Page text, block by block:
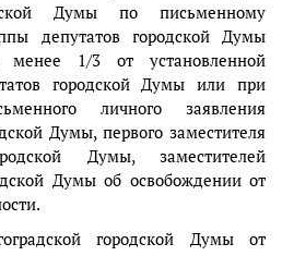
Думы по письменному
депутатов городской Думы
менее 1/3 от установленной
городской Думы или при
личного заявления
Думы, первого заместителя
Думы, заместителей
Думы об освобождении от
городской Думы от